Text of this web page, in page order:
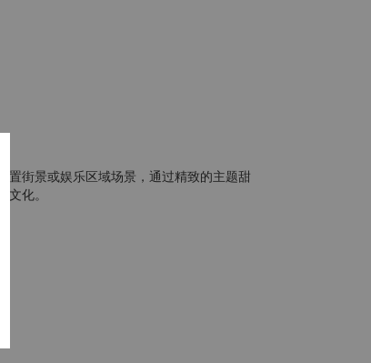
置街景或娱乐区域场景，通过精致的主题甜
化。